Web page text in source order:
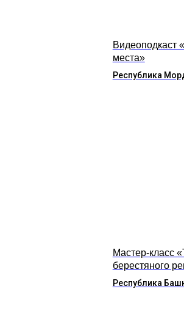
Видеоподкаст
места»
Республика
Мастер-класс
берестяного
Республика